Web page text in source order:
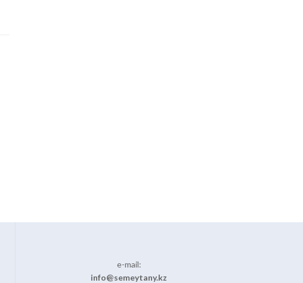
e-mail:
info@semeytany.kz